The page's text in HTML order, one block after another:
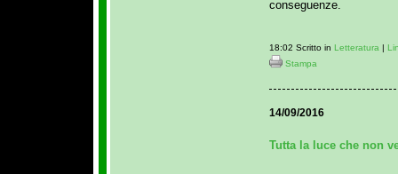
conseguenze.
18:02 Scritto in Letteratura |
Stampa
14/09/2016
Tutta la luce che non